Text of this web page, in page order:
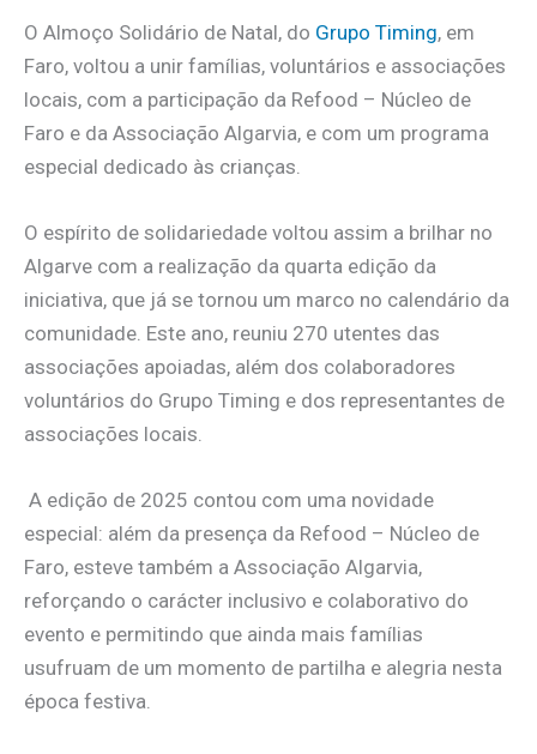
O Almoço Solidário de Natal, do Grupo Timing, em
Faro, voltou a unir famílias, voluntários e associações
locais, com a participação da Refood – Núcleo de
Faro e da Associação Algarvia, e com um programa
especial dedicado às crianças.
O espírito de solidariedade voltou assim a brilhar no
Algarve com a realização da quarta edição da
iniciativa, que já se tornou um marco no calendário da
comunidade. Este ano, reuniu 270 utentes das
associações apoiadas, além dos colaboradores
voluntários do Grupo Timing e dos representantes de
associações locais.
A edição de 2025 contou com uma novidade
especial: além da presença da Refood – Núcleo de
Faro, esteve também a Associação Algarvia,
reforçando o carácter inclusivo e colaborativo do
evento e permitindo que ainda mais famílias
usufruam de um momento de partilha e alegria nesta
época festiva.